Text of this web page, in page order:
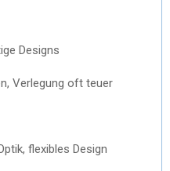
Designs
Verlegung oft teuer
flexibles Design